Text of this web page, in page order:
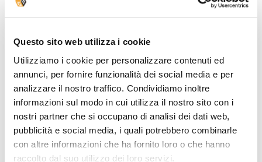
Questo sito web utilizza i cookie
Utilizziamo i cookie per personalizzare contenuti ed
annunci, per fornire funzionalità dei social media e per
analizzare il nostro traffico. Condividiamo inoltre
informazioni sul modo in cui utilizza il nostro sito con i
nostri partner che si occupano di analisi dei dati web,
pubblicità e social media, i quali potrebbero combinarle
con altre informazioni che ha fornito loro o che hanno
raccolto dal suo utilizzo dei loro servizi.
Ottima in HD,
Adesività Affidabile
Affidabilecon
colla certificata
italiana
Quindi se cerchi un gadget che faccia ricordare il tuo
brand,non serve il marchio Post-it®.
Serve un blocchetto adesivoben progettato, ben
stampato e ben incollato — esattamente ciò che